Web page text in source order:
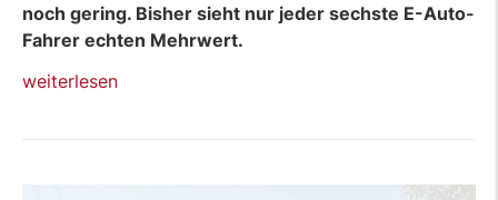
noch gering. Bisher sieht nur jeder sechste E-Auto-
Fahrer echten Mehrwert.
„Blog:
V2G-
weiterlesen